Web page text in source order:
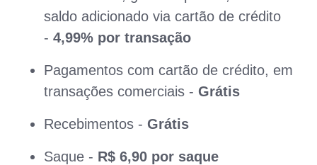
saldo adicionado via cartão de crédito
- 4,99% por transação
Pagamentos com cartão de crédito, em
transações comerciais - Grátis
Recebimentos - Grátis
Saque - R$ 6,90 por saque